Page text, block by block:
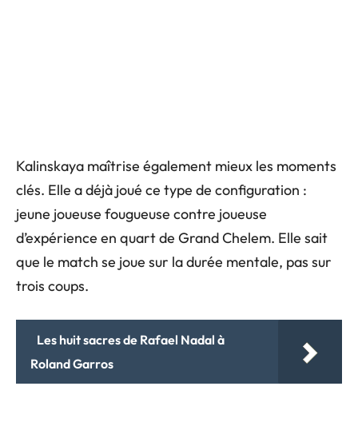
Kalinskaya maîtrise également mieux les moments
clés. Elle a déjà joué ce type de configuration :
jeune joueuse fougueuse contre joueuse
d’expérience en quart de Grand Chelem. Elle sait
que le match se joue sur la durée mentale, pas sur
trois coups.
Les huit sacres de Rafael Nadal à
Roland Garros